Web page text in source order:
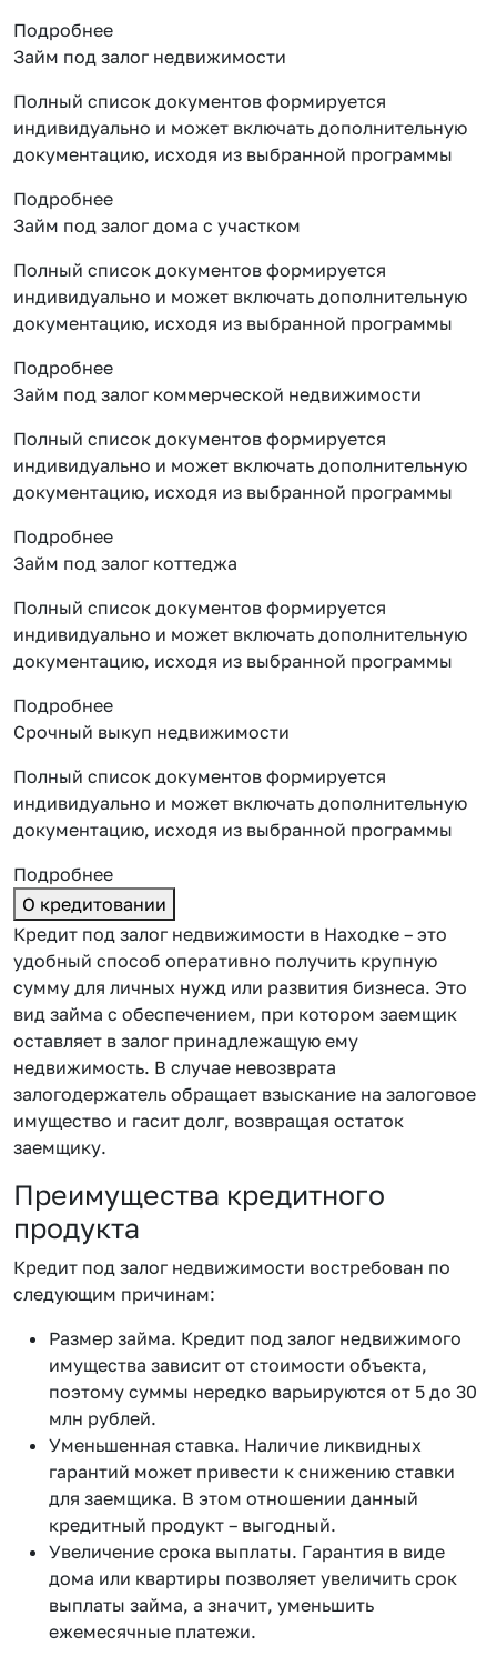
Подробнее
Займ под залог недвижимости
Полный список документов формируется
индивидуально и может включать дополнительную
документацию, исходя из выбранной программы
Подробнее
Займ под залог дома с участком
Полный список документов формируется
индивидуально и может включать дополнительную
документацию, исходя из выбранной программы
Подробнее
Займ под залог коммерческой недвижимости
Полный список документов формируется
индивидуально и может включать дополнительную
документацию, исходя из выбранной программы
Подробнее
Займ под залог коттеджа
Полный список документов формируется
индивидуально и может включать дополнительную
документацию, исходя из выбранной программы
Подробнее
Срочный выкуп недвижимости
Полный список документов формируется
индивидуально и может включать дополнительную
документацию, исходя из выбранной программы
Подробнее
О кредитовании
Кредит под залог недвижимости в Находке – это
удобный способ оперативно получить крупную
сумму для личных нужд или развития бизнеса. Это
вид займа с обеспечением, при котором заемщик
оставляет в залог принадлежащую ему
недвижимость. В случае невозврата
залогодержатель обращает взыскание на залоговое
имущество и гасит долг, возвращая остаток
заемщику.
Преимущества кредитного
продукта
Кредит под залог недвижимости востребован по
следующим причинам:
Размер займа. Кредит под залог недвижимого
имущества зависит от стоимости объекта,
поэтому суммы нередко варьируются от 5 до 30
млн рублей.
Уменьшенная ставка. Наличие ликвидных
гарантий может привести к снижению ставки
для заемщика. В этом отношении данный
кредитный продукт – выгодный.
Увеличение срока выплаты. Гарантия в виде
дома или квартиры позволяет увеличить срок
выплаты займа, а значит, уменьшить
ежемесячные платежи.